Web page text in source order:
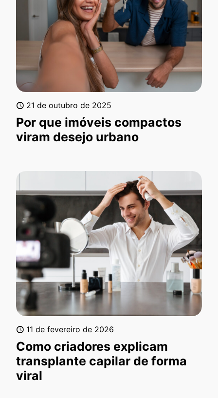
21 de outubro de 2025
Por que imóveis compactos
viram desejo urbano
11 de fevereiro de 2026
Como criadores explicam
transplante capilar de forma
viral